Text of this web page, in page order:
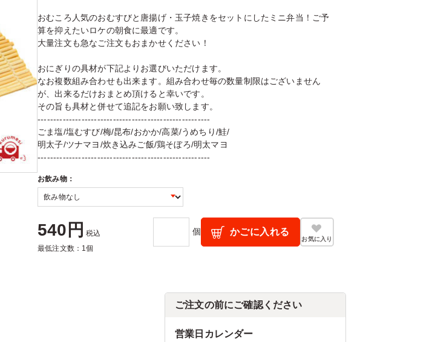
おむころ人気のおむすびと唐揚げ・玉子焼きをセットにしたミニ弁当！ご予
算を抑えたいロケの朝食に最適です。
大量注文も急なご注文もおまかせください！
おにぎりの具材が下記よりお選びいただけます。
なお複数組み合わせも出来ます。組み合わせ毎の数量制限はございません
が、出来るだけおまとめ頂けると幸いです。
その旨も具材と併せて追記をお願い致します。
-------------------------------------------------------
ごま塩/塩むすび/梅/昆布/おかか/高菜/うめちり/鮭/
明太子/ツナマヨ/炊き込みご飯/鶏そぼろ/明太マヨ
-------------------------------------------------------
お飲み物：
540円 税込
最低注文数：1個
個 かごに入れる
お気に入り
ご注文の前にご確認ください
営業日カレンダー